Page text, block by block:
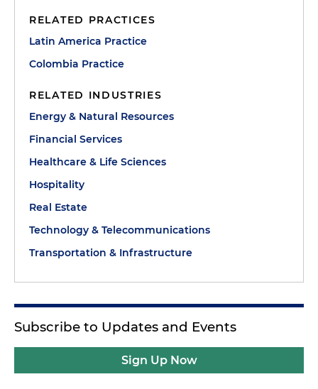
RELATED PRACTICES
Latin America Practice
Colombia Practice
RELATED INDUSTRIES
Energy & Natural Resources
Financial Services
Healthcare & Life Sciences
Hospitality
Real Estate
Technology & Telecommunications
Transportation & Infrastructure
Subscribe to Updates and Events
Sign Up Now